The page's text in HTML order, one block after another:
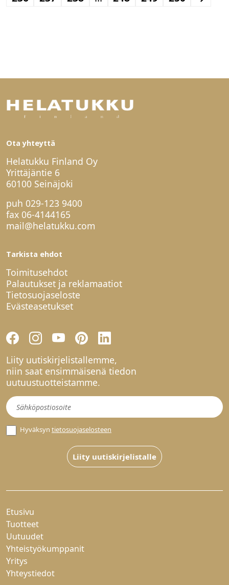
Ota yhteyttä
Helatukku Finland Oy
Yrittäjäntie 6
60100 Seinäjoki
puh 029-123 9400
fax 06-4144165
mail@helatukku.com
Tarkista ehdot
Toimitusehdot
Palautukset ja reklamaatiot
Tietosuojaseloste
Evästeasetukset
Liity uutiskirjelistallemme,
niin saat ensimmäisenä tiedon
uutuustuotteistamme.
Uutiskirje
Hyväksyn tietosuojaselosteen
Liity uutiskirjelistalle
Etusivu
Tuotteet
Uutuudet
Yhteistyökumppanit
Yritys
Yhteystiedot